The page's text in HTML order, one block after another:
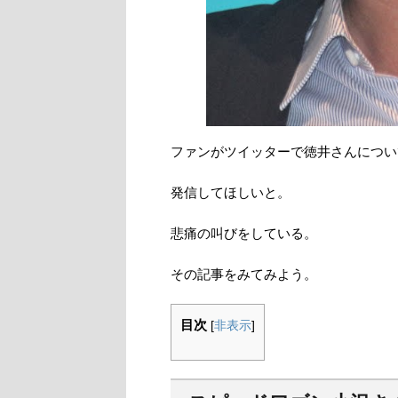
ファンがツイッターで徳井さんにつ
発信してほしいと。
悲痛の叫びをしている。
その記事をみてみよう。
目次 [非表示]